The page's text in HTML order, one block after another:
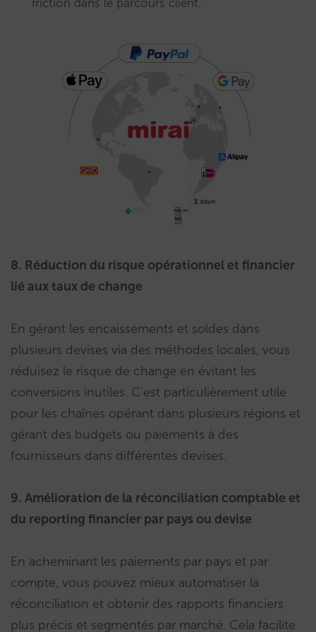
8. Réduction du risque opérationnel et financier
lié aux taux de change
En gérant les encaissements et soldes dans
plusieurs devises via des méthodes locales, vous
réduisez le risque de change en évitant les
conversions inutiles. C’est particulièrement utile
pour les chaînes opérant dans plusieurs régions et
gérant des budgets ou paiements à des
fournisseurs dans différentes devises.
9. Amélioration de la réconciliation comptable et
du reporting financier par pays ou devise
En acheminant les paiements par pays et par
compte, vous pouvez mieux automatiser la
réconciliation et obtenir des rapports financiers
plus précis et segmentés par marché. Cela facilite